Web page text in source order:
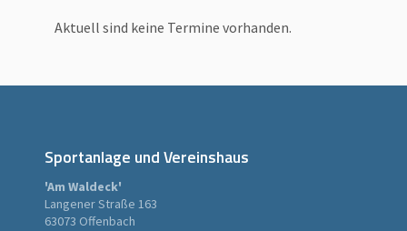
Aktuell sind keine Termine vorhanden.
Sportanlage und Vereinshaus
'Am Waldeck'
Langener Straße 163
63073 Offenbach